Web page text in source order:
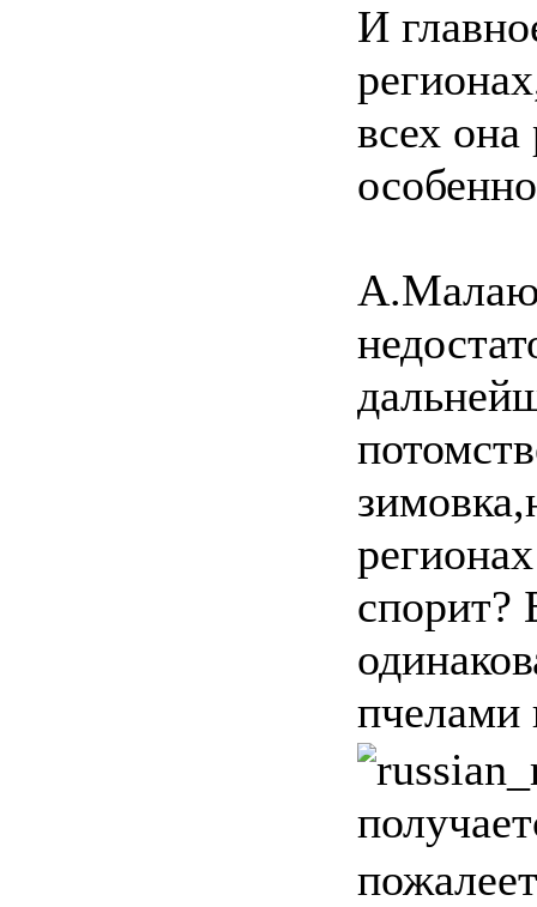
И
всех она
А.Малаю
спорит?
пчелами